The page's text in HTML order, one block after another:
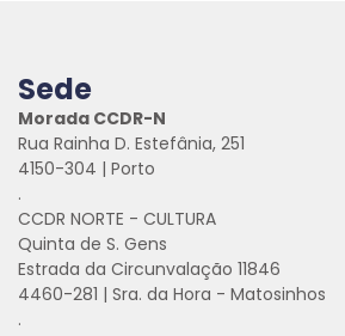
Sede
Morada CCDR-N
Rua Rainha D. Estefânia, 251
4150-304 | Porto
.
CCDR NORTE - CULTURA
Quinta de S. Gens
Estrada da Circunvalação 11846
4460-281 | Sra. da Hora - Matosinhos
.